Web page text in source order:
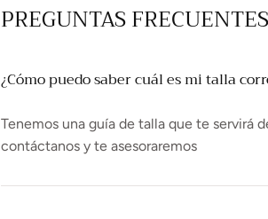
PREGUNTAS FRECUENTES
¿Cómo puedo saber cuál es mi talla
Tenemos una guía de talla que te servirá
contáctanos y te asesoraremos